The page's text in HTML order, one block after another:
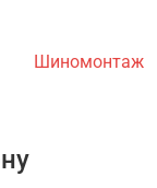
Шиномонтаж